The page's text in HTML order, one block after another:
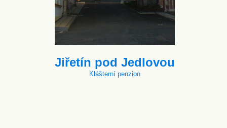
Jiřetín pod Jedlovou
Klášterní penzion